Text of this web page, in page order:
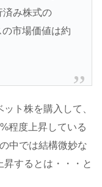
済み株式の
市場価値は約
ト株を購入して、
程度上昇している
中では結構微妙な
するとは・・・と